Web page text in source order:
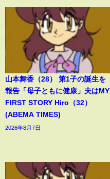
山本舞香（28） 第1子の誕生を
報告「母子ともに健康」夫はMY
FIRST STORY Hiro（32）
(ABEMA TIMES)
2026年8月7日